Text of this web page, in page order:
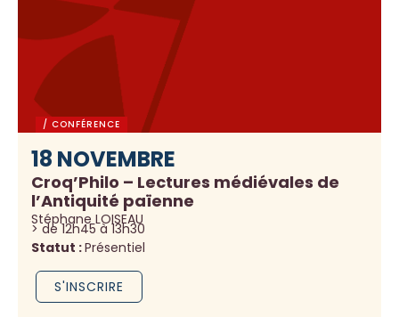
/ CONFÉRENCE
18 NOVEMBRE
Croq’Philo – Lectures médiévales de
l’Antiquité païenne
Stéphane LOISEAU
> de 12h45 à 13h30
Statut :Présentiel
S'INSCRIRE